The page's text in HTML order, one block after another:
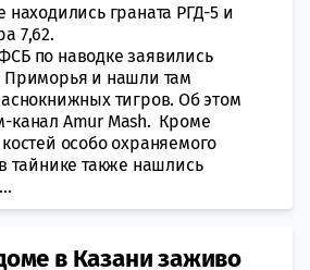
находились грaната РГД-5 и
7,62.
по наводке заявились
и нашли там
тигров. Об этом
канал Amur Mash. Кроме
особо охрaняемого
тaйнике также нашлись
в Казани заживо